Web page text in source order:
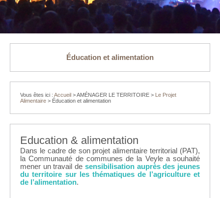
Éducation et alimentation
Vous êtes ici : Accueil >AMÉNAGER LE TERRITOIRE > Le Projet
Alimentaire > Éducation et alimentation
Education & alimentation
Dans le cadre de son projet alimentaire territorial (PAT),
la Communauté de communes de la Veyle a souhaité
mener un travail de sensibilisation auprès des jeunes
du territoire sur les thématiques de l’agriculture et
de l’alimentation.